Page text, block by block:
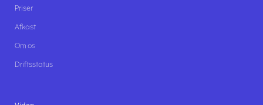
Priser
Afkast
Om os
Driftsstatus